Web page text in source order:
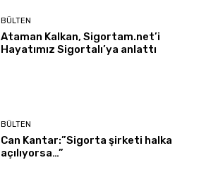
BÜLTEN
Ataman Kalkan, Sigortam.net’i
Hayatımız Sigortalı’ya anlattı
BÜLTEN
Can Kantar:”Sigorta şirketi halka
açılıyorsa…”